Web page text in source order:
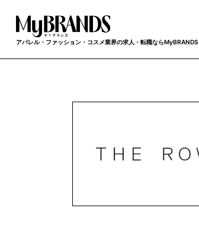
アパレル・ファッション・コスメ業界の求人・転職ならMyBRANDS